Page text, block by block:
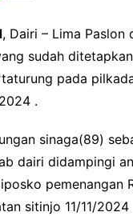
a
t
s
A
p
p
y
L
i
k
, Dairi – Lima Paslon
sudah
pada
.
sinaga(89)
dairi didampingi
pemenangan
sitinjo 11/11/2024